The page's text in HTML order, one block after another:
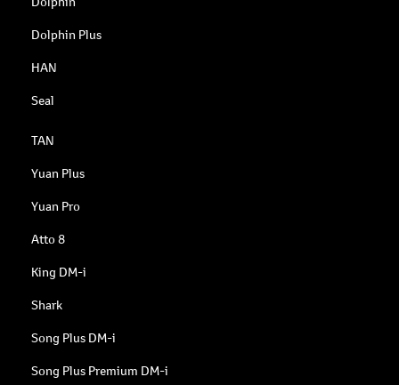
Dolphin Plus
HAN
Seal
TAN
Yuan Plus
Yuan Pro
Atto 8
King DM-i
Shark
Song Plus DM-i
Song Plus Premium DM-i